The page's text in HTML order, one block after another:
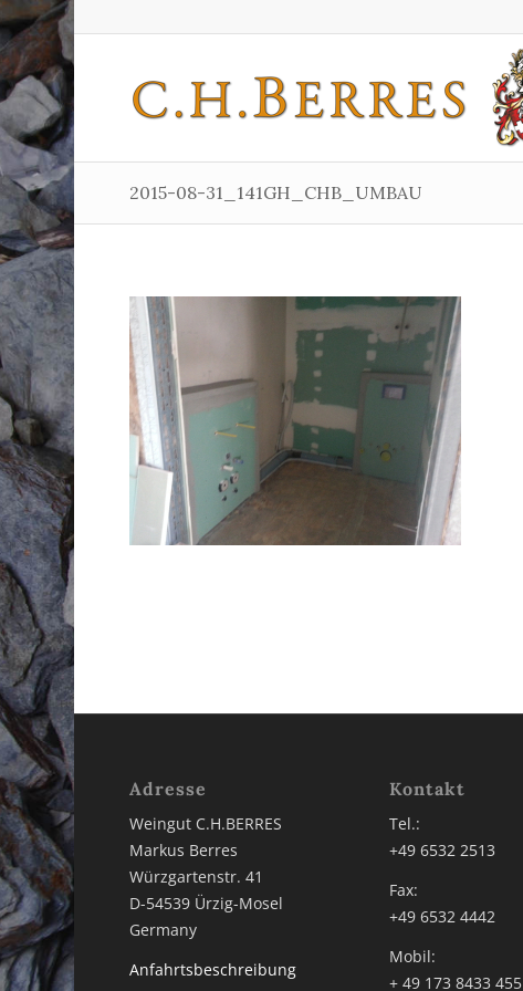
2015-08-31_141GH_CHB_UMBAU
Adresse
Weingut C.H.BERRES
Markus Berres
Würzgartenstr. 41
D-54539 Ürzig-Mosel
Germany
Anfahrtsbeschreibung
Kontakt
Tel.:
+49 6532 2513
Fax:
+49 6532 4442
Mobil:
+ 49 173 8433 455